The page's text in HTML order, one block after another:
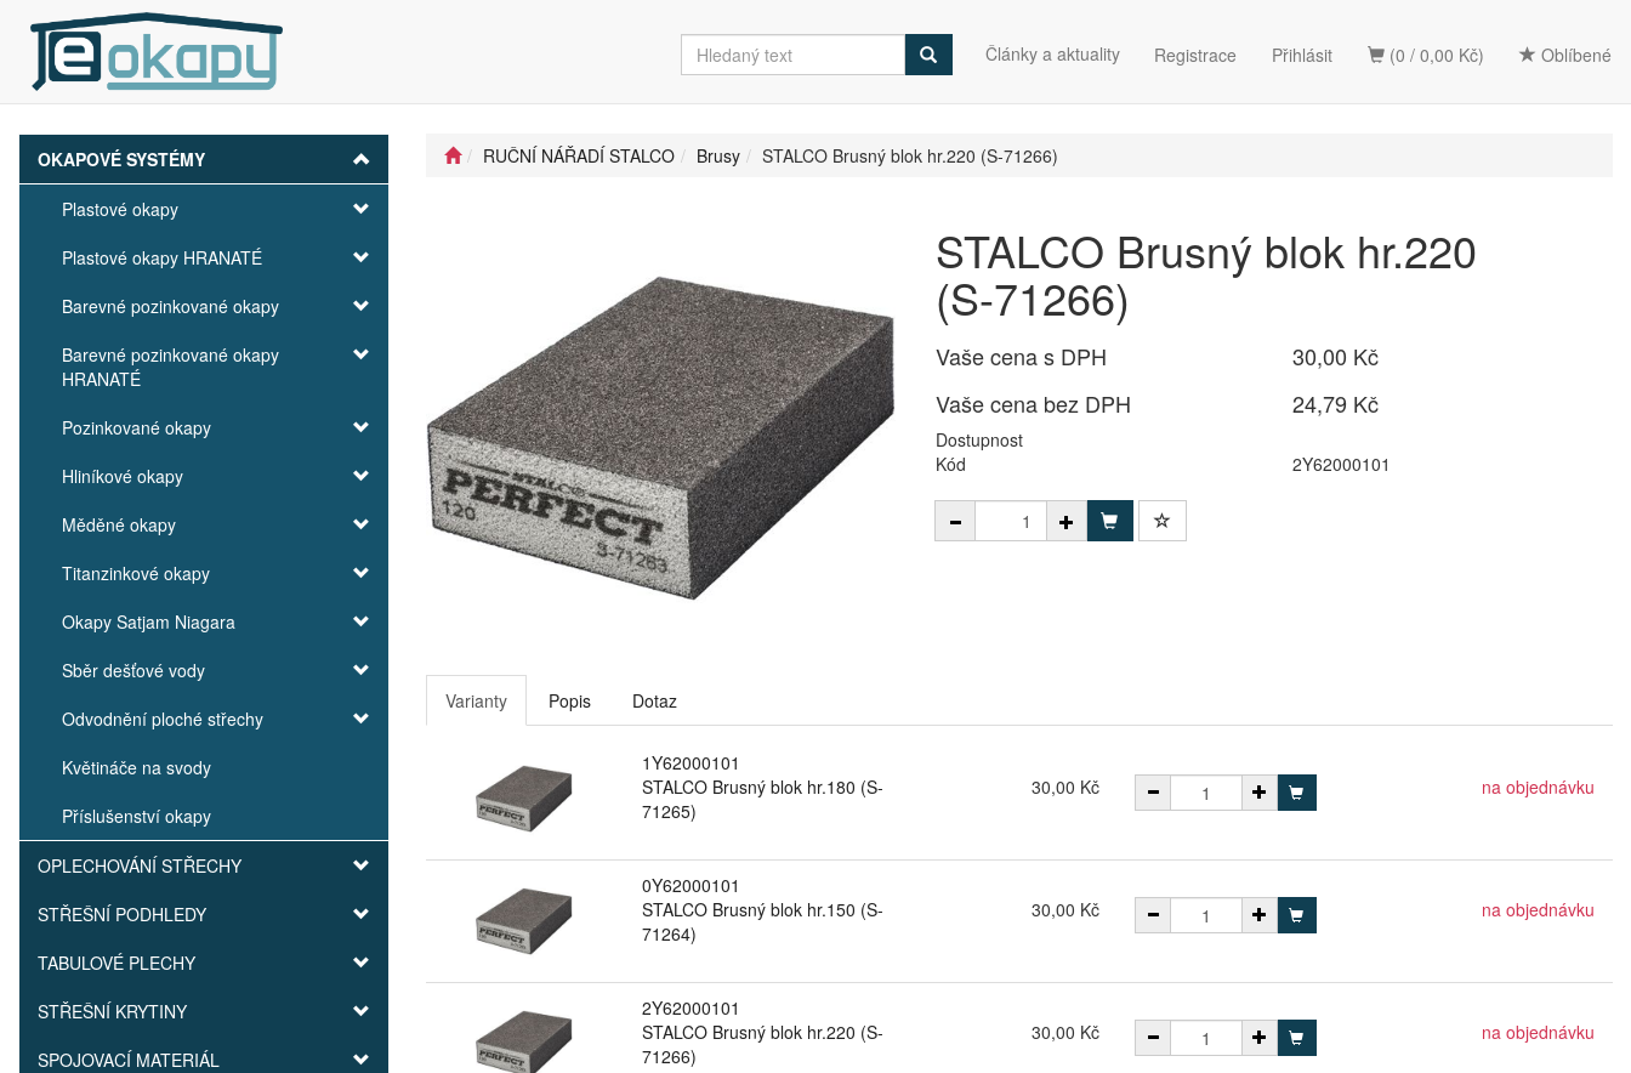
(0 / 0,00 Kč) Oblíbené
Články a aktuality Registrace Přihlásit
OKAPOVÉ SYSTÉMY
Plastové okapy
Plastové okapy HRANATÉ
Barevné pozinkované okapy
Barevné pozinkované okapy
HRANATÉ
Pozinkované okapy
Hliníkové okapy
Měděné okapy
Titanzinkové okapy
Okapy Satjam Niagara
Sběr dešťové vody
Odvodnění ploché střechy
Květináče na svody
Příslušenství okapy
OPLECHOVÁNÍ STŘECHY
STŘEŠNÍ PODHLEDY
TABULOVÉ PLECHY
STŘEŠNÍ KRYTINY
SPOJOVACÍ MATERIÁL
RUČNÍ NÁŘADÍ STALCO Brusy STALCO Brusný blok hr.220 (S-71266)
STALCO Brusný blok hr.220
(S-71266)
Vaše cena s DPH
30,00 Kč
Vaše cena bez DPH
24,79 Kč
Dostupnost
Kód
2Y62000101
Varianty Popis Dotaz
1Y62000101
STALCO Brusný blok hr.180 (S-
71265)
30,00 Kč na objednávku
0Y62000101
STALCO Brusný blok hr.150 (S-
71264)
30,00 Kč na objednávku
2Y62000101
STALCO Brusný blok hr.220 (S-
71266)
30,00 Kč na objednávku